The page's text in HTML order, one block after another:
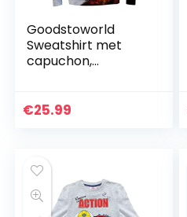
Goodstoworld
Sweatshirt met
capuchon,
jongens en meisjes
€25.99